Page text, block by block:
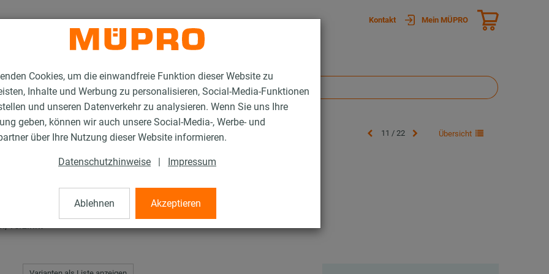
Cookies, um die einwandfreie Funktion dieser Website zu
Inhalte und Werbung zu personalisieren, Social-Media-Funktionen
und unseren Datenverkehr zu analysieren. Wenn Sie uns Ihre
geben, können wir auch unsere Social-Media-, Werbe- und
über Ihre Nutzung dieser Website informieren.
Datenschutzhinweise | Impressum
Ablehnen Akzeptieren
Kontakt Mein MÜPRO
für die Sprinklerbefestigung Sechskantschrauben 11 / 22 Übersicht
verzinkt